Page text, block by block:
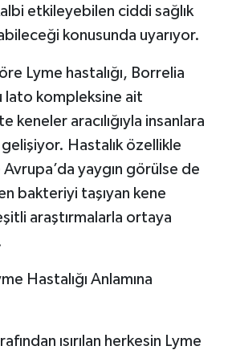
etkileyebilen ciddi sağlık
konusunda uyarıyor.
Lyme hastalığı, Borrelia
lato kompleksine ait
keneler aracılığıyla insanlara
gelişiyor. Hastalık özellikle
yaygın görülse de
bakteriyi taşıyan kene
araştırmalarla ortaya
Hastalığı Anlamına
ısırılan herkesin Lyme